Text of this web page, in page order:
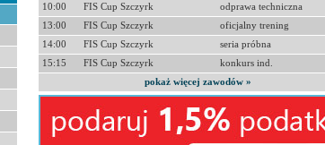
10:00
FIS Cup Szczyrk
odprawa techniczna
13:00
FIS Cup Szczyrk
oficjalny trening
14:00
FIS Cup Szczyrk
seria próbna
15:15
FIS Cup Szczyrk
konkurs ind.
pokaż więcej zawodów »